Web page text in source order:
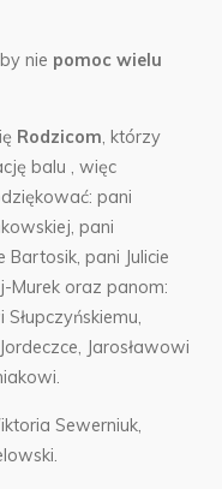
nie pomoc wielu
Rodzicom, którzy
balu , więc
pani
pani
Bartosik, pani Julicie
Murek oraz panom:
Jarosławowi
Sewerniuk,